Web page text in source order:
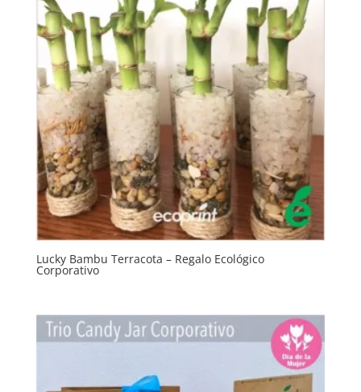
Lucky Bambu Terracota – Regalo Ecológico
Corporativo